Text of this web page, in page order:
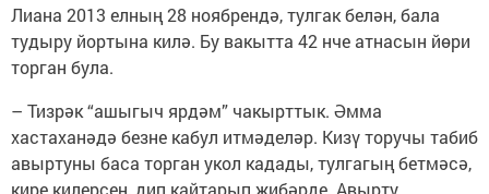
Лиана 2013 елның 28 нояб­рендә, тулгак белән, бала
тудыру йортына килә. Бу вакытта 42 нче атнасын йөри
торган була.
– Тизрәк “ашыгыч ярдәм” чакырттык. Әмма
хастаханәдә безне кабул итмәделәр. Кизү торучы табиб
авыртуны баса торган укол кадады, тулгагың бетмәсә,
кире килерсең, дип кайтарып җибәрде. Авырту